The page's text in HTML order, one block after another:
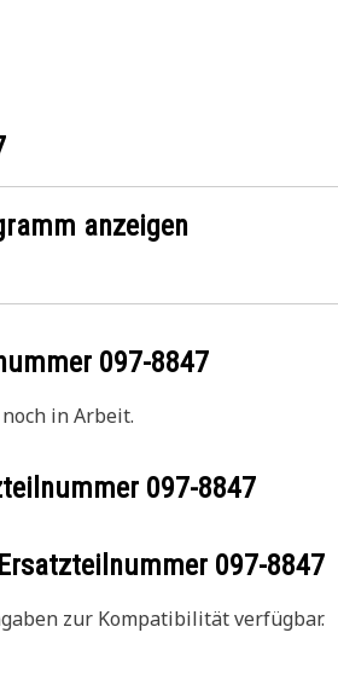
anzeigen
097-8847
in Arbeit.
097-8847
097-8847
zur Kompatibilität verfügbar.